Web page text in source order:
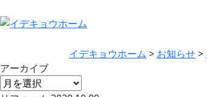
イデキョウホーム > お知らせ>
アーカイブ